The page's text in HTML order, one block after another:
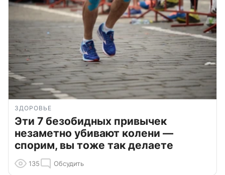
ЗДОРОВЬЕ
Эти 7 безобидных привычек
незаметно убивают колени —
спорим, вы тоже так делаете
135 Обсудить